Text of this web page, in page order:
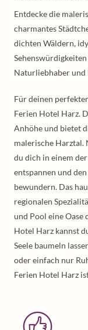
Entdecke die
charmantes
dichten Wäldern,
Naturliebhaber
Für deinen
Ferien Hotel Harz.
Anhöhe und bietet
malerische Harztal.
du dich in einem
entspannen und
bewundern. Das
regionalen
und Pool eine Oase
Hotel Harz kannst
Seele baumeln
oder einfach nur
Ferien Hotel Harz